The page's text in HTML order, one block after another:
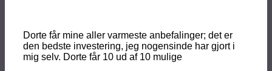
Dorte får mine aller varmeste anbefalinger; det er
den bedste investering, jeg nogensinde har gjort i
mig selv. Dorte får 10 ud af 10 mulige